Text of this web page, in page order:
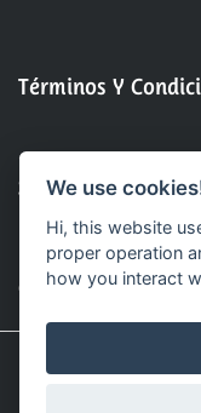
Términos Y
Sobre Nosotros
Contacto
© 2025
Sitio
We use
Hi, this website
proper operation
how you interact